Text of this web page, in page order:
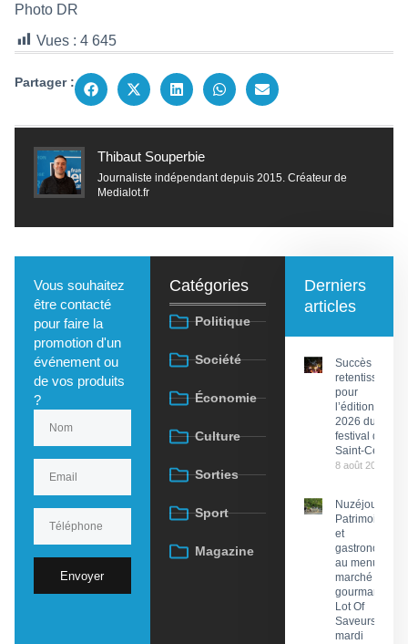
Photo DR
Vues : 4 645
Partager :
Thibaut Souperbie
Journaliste indépendant depuis 2015. Créateur de
Medialot.fr
Vous souhaitez
être contacté
pour faire la
promotion d'un
événement ou
de vos produits
?
Envoyer
Catégories
Politique
Société
Économie
Culture
Sorties
Sport
Magazine
Derniers
articles
Succès
retentissant
pour
l’édition
2026 du
festival de
Saint-Céré
8 août 2026
Nuzéjouls :
Patrimoine
et
gastronomie
au menu du
marché
gourmand
Lot Of
Saveurs ce
mardi